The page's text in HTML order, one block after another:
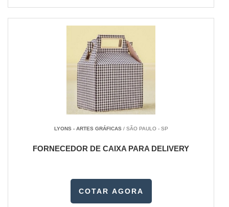
LYONS - ARTES GRÁFICAS/ SÃO PAULO - SP
FORNECEDOR DE CAIXA PARA DELIVERY
COTAR AGORA